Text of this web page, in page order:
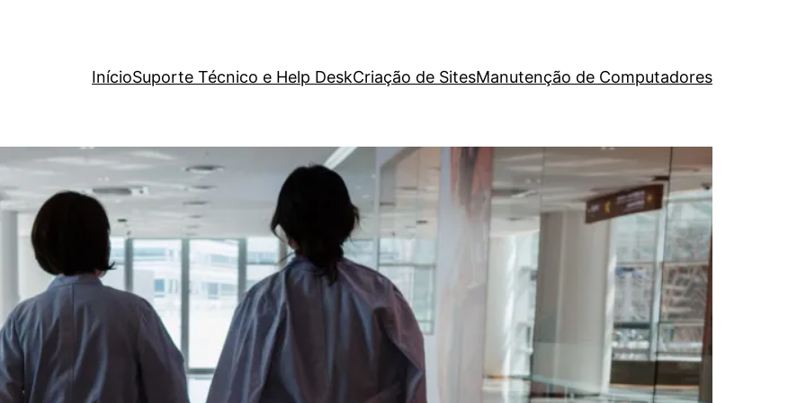
InícioSuporte Técnico e Help DeskCriação de SitesManutenção de Computadores